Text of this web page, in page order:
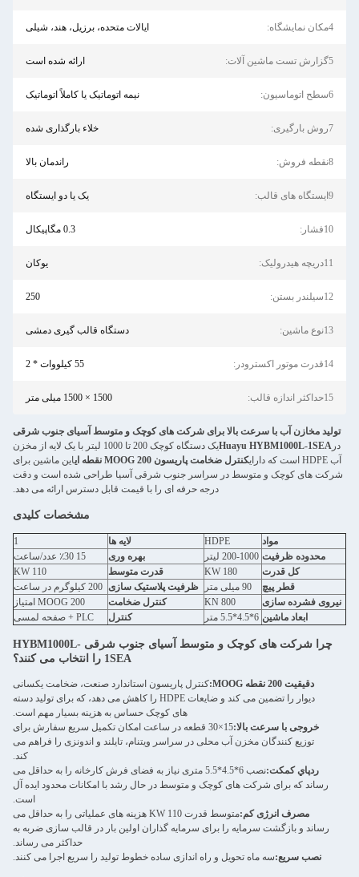
4مکان نمایشگاه: ایالات متحده، برزیل، هند، شیلی
5گزارش تست ماشین آلات: ارائه شده است
6سطح اتوماسیون: نیمه اتوماتیک یا کاملاً اتوماتیک
7روش بارگیری: خلاء بارگذاری شده
8نقطه فروش: راندمان بالا
9ایستگاه های قالب: یک یا دو ایستگاه
10فشار: 0.3 مگاپیکال
11دریچه هیدرولیک: یوکان
12سیلندر بستن: 250
13نوع ماشین: دستگاه قالب گیری دمشی
14قدرت موتور اکسترودر: 55 کیلووات * 2
15حداکثر اندازه قالب: 1500 × 1500 میلی متر
تولید مخازن آب با سرعت بالا برای شرکت های کوچک و متوسط آسیای جنوب شرقی
در Huayu HYBM1000L-1SEA
یک دستگاه کوچک 200 تا 1000 لیتر با یک لایه از مخزن
آب HDPE است که دارای
کنترل ضخامت پاریسون MOOG 200 نقطه ای
این ماشین برای
شرکت های کوچک و متوسط در سراسر جنوب شرقی آسیا طراحی شده است و دقت
درجه حرفه ای را با قیمت قابل دسترس ارائه می دهد.
مشخصات کلیدی
مواد HDPE لایه ها
1
محدوده ظرفیت 200-1000 لیتر بهره وری
15 ٪30 عدد/ساعت
کل قدرت
180 KW قدرت متوسط
110 KW
قطر پیچ
90 میلی متر ظرفیت پلاستیک سازی 200 کیلوگرم در ساعت
نیروی فشرده سازی
800 KN کنترل ضخامت
MOOG 200 امتیاز
ابعاد ماشین 6*4.5*5.5 متر کنترل PLC + صفحه لمسی
چرا شرکت های کوچک و متوسط آسیای جنوب شرقی HYBM1000L-
1SEA را انتخاب می کنند؟
دقيقيت 200 نقطه MOOG:
کنترل پاریسون استاندارد صنعت، ضخامت یکسانی
دیوار را تضمین می کند و ضایعات HDPE را کاهش می دهد، که برای تولید دسته
های کوچک حساس به هزینه بسیار مهم است.
خروجی با سرعت بالا:
15×30 قطعه در ساعت امکان تکمیل سریع سفارش برای
توزیع کنندگان مخزن آب محلی در سراسر ویتنام، تایلند و اندونزی را فراهم می
کند.
ردپاي کمکت:
نصب 6*4.5*5.5 متری نیاز به فضای فرش کارخانه را به حداقل می
رساند که برای شرکت های کوچک و متوسط در حال رشد با امکانات محدود ایده آل
است.
مصرف انرژی کم:
متوسط قدرت 110 KW هزینه های عملیاتی را به حداقل می
رساند و بازگشت سرمایه را برای سرمایه گذاران اولین بار در قالب سازی ضربه به
حداکثر می رساند.
نصب سریع:سه ماه تحویل و راه اندازی ساده خطوط تولید را سریع اجرا می کنند.